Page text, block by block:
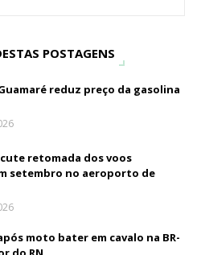
POSTAGENS
reduz preço da gasolina
retomada dos voos
setembro no aeroporto de
moto bater em cavalo na BR-